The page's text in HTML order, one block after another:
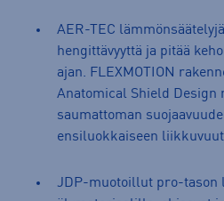
AER-TEC
hengittävyyttä ja pitää
ajan. FLEXMOTION
Anatomical Shield Design
saumattoman
ensiluokkaiseen
JDP-muotoillut pro-tason